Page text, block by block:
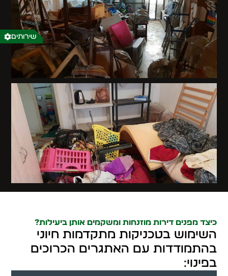
כיצד מפנים דירות מוזנחות ומשקמים אותן ביעילות?
השימוש בטכניקות מתקדמות חיוני
בהתמודדות עם האתגרים הכרוכים
בפינוי:
שירותים